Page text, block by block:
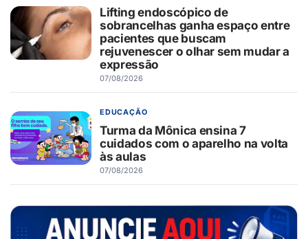
Lifting endoscópico de
sobrancelhas ganha espaço entre
pacientes que buscam
rejuvenescer o olhar sem mudar a
expressão
07/08/2026
EDUCAÇÃO
Turma da Mônica ensina 7
cuidados com o aparelho na volta
às aulas
07/08/2026